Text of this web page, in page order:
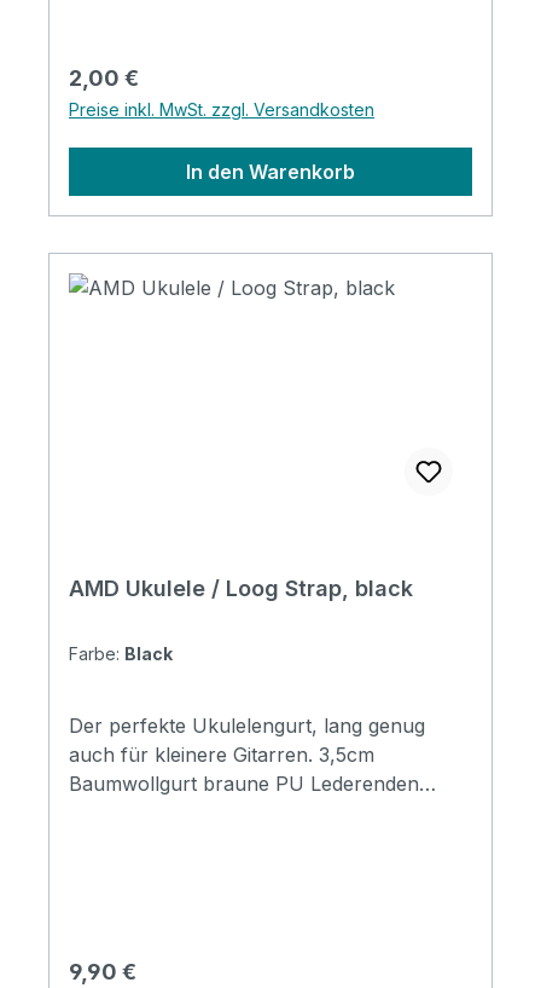
Regulärer Preis:
2,00 €
Preise inkl. MwSt. zzgl. Versandkosten
In den Warenkorb
AMD Ukulele / Loog Strap, black
Farbe: Black
Der perfekte Ukulelengurt, lang genug
auch für kleinere Gitarren. 3,5cm
Baumwollgurt braune PU Lederenden
Regulärer Preis:
9,90 €